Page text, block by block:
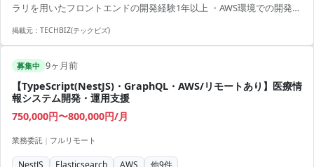
ラリを用いたフロントエンドの開発経験1年以上 ・AWS環境での開発経
掲載元： TECHBIZ(テックビズ)
募集中 9ヶ月前
【TypeScript(NestJS)・GraphQL・AWS/リモートあり】医療情
報システム開発・運用支援
750,000円〜800,000円/月
業務委託 | フルリモート
NestJS Elasticsearch AWS 他9件